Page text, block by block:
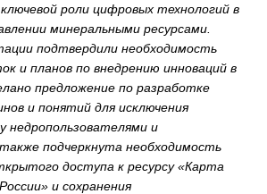
роли цифровых технологий в
минеральными ресурсами.
подтвердили необходимость
и планов по внедрению инноваций в
предложение по разработке
и понятий для исключения
недропользователями и
подчеркнута необходимость
доступа к ресурсу «Карта
и сохранения